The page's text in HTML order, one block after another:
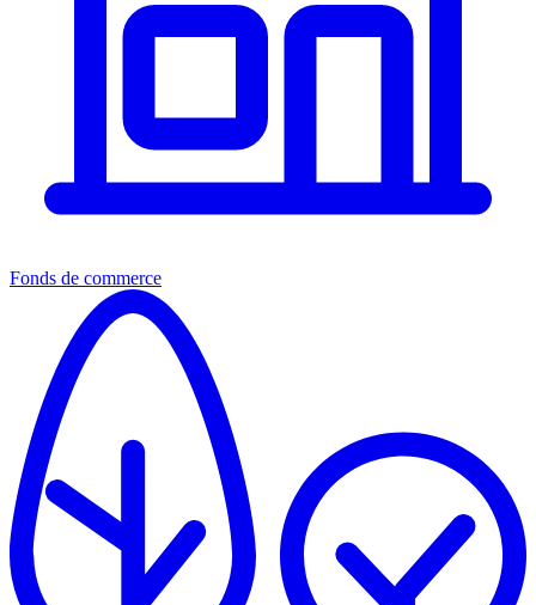
Fonds de commerce